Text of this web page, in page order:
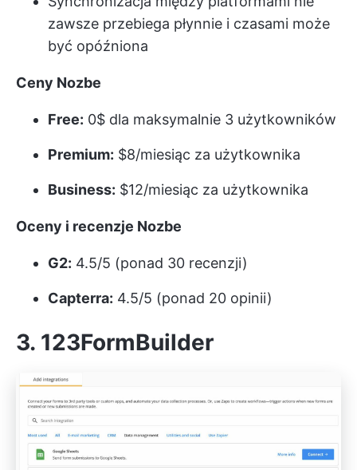
zawsze przebiega płynnie i czasami może
być opóźniona
Ceny Nozbe
Free: 0$ dla maksymalnie 3 użytkowników
Premium: $8/miesiąc za użytkownika
Business: $12/miesiąc za użytkownika
Oceny i recenzje Nozbe
G2: 4.5/5 (ponad 30 recenzji)
Capterra: 4.5/5 (ponad 20 opinii)
3. 123FormBuilder